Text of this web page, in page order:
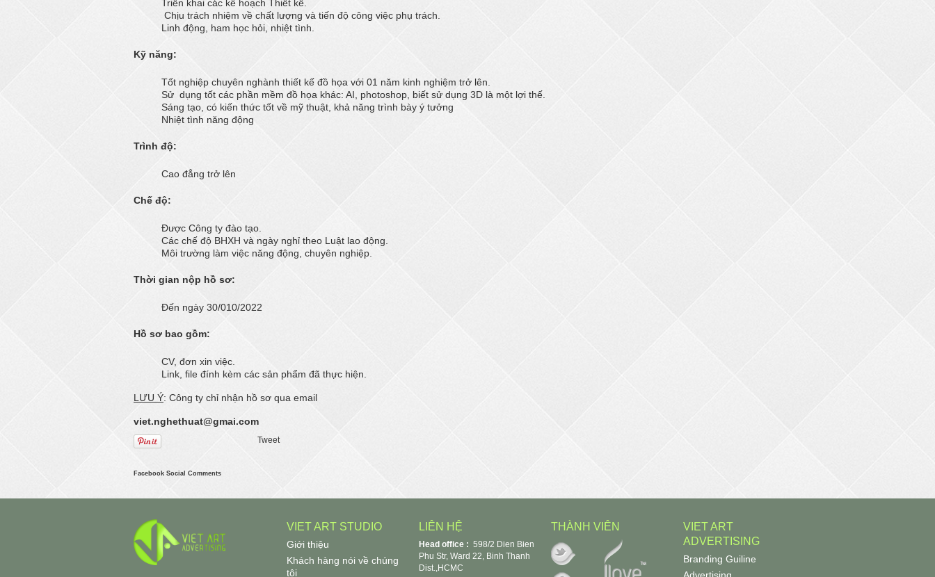
Triển khai các kế hoạch Thiết kế.
Chịu trách nhiệm về chất lượng và tiến độ công việc phụ trách.
Linh động, ham học hỏi, nhiệt tình.
Kỹ năng:
Tốt nghiệp chuyên nghành thiết kế đồ họa với 01 năm kinh nghiệm trở lên.
Sử dụng tốt các phần mềm đồ họa khác: AI, photoshop, biết sử dụng 3D là một lợi thế.
Sáng tạo, có kiến thức tốt về mỹ thuật, khả năng trình bày ý tưởng
Nhiệt tình năng động
Trình độ:
Cao đẳng trở lên
Chế độ:
Được Công ty đào tạo.
Các chế độ BHXH và ngày nghỉ theo Luật lao động.
Môi trường làm việc năng động, chuyên nghiệp.
Thời gian nộp hồ sơ:
Đến ngày 30/010/2022
Hồ sơ bao gồm:
CV, đơn xin việc.
Link, file đính kèm các sản phẩm đã thực hiện.
LƯU Ý: Công ty chỉ nhận hồ sơ qua email
viet.nghethuat@gmai.com
Tweet
Facebook Social Comments
VIET ART STUDIO
Giới thiệu
Khách hàng nói về chúng
tôi
LIÊN HỆ
Head office : 598/2 Dien Bien
Phu Str, Ward 22, Binh Thanh
Dist.,HCMC
THÀNH VIÊN
VIET ART
ADVERTISING
Branding Guiline